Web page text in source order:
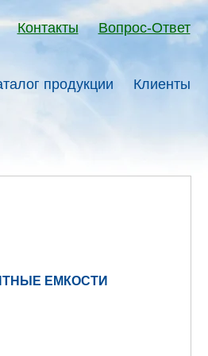
Контакты Вопрос-Ответ
продукции Клиенты
ЕМКОСТИ